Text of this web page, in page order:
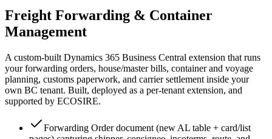
Freight Forwarding & Container
Management
A custom-built Dynamics 365 Business Central extension that runs
your forwarding orders, house/master bills, container and voyage
planning, customs paperwork, and carrier settlement inside your
own BC tenant. Built, deployed as a per-tenant extension, and
supported by ECOSIRE.
Forwarding Order document (new AL table + card/list